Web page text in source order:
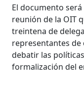
El documento
reunión de la OIT
treintena de
representantes
debatir las
formalización del